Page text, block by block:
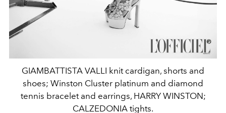
GIAMBATTISTA VALLI knit cardigan, shorts and
shoes; Winston Cluster platinum and diamond
tennis bracelet and earrings, HARRY WINSTON;
CALZEDONIA tights.